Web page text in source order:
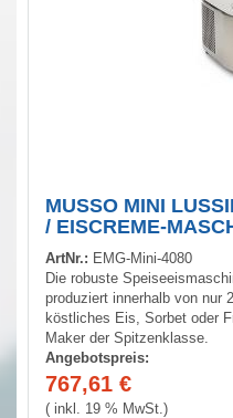
MUSSO MINI
/ EISCREME-
ArtNr.: EMG-Mini-4080
Die robuste
produziert innerhalb von nur
köstliches Eis, Sorbet oder
Maker der Spitzenklasse.
Angebotspreis:
767,61 €
( inkl. 19 % MwSt.)